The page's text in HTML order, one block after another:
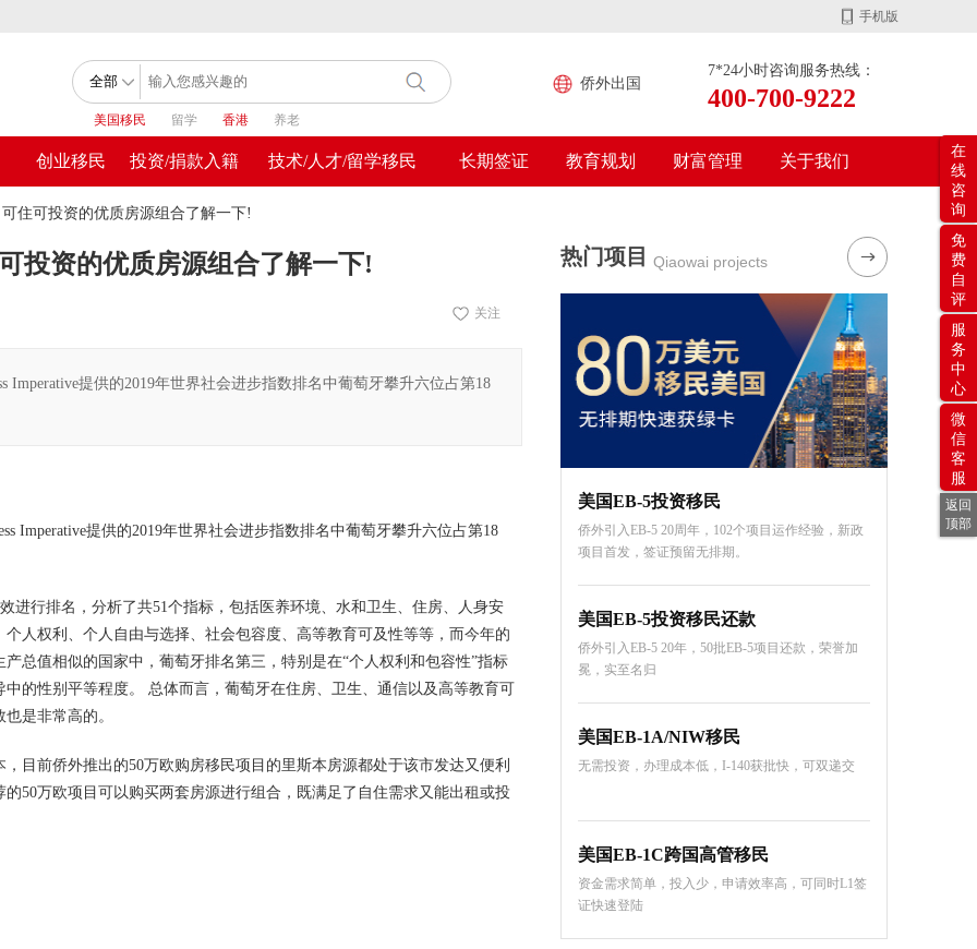
手机版
美国移民 留学 香港 养老
侨外出国
7*24小时咨询服务热线：
400-700-9222
创业移民 投资/捐款入籍 技术/人才/留学移民 长期签证 教育规划 财富管理 关于我们
住可投资的优质房源组合了解一下!
投资的优质房源组合了解一下!
关注
Imperative提供的2019年世界社会进步指数排名中葡萄牙攀升六位占第18
提供的2019年世界社会进步指数排名中葡萄牙攀升六位占第18
行排名，分析了共51个指标，包括医养环境、水和卫生、住房、人身安
人权利、个人自由与选择、社会包容度、高等教育可及性等等，而今年的
总值相似的国家中，葡萄牙排名第三，特别是在“个人权利和包容性”指标
的性别平等程度。 总体而言，葡萄牙在住房、卫生、通信以及高等教育可
是非常高的。
目前侨外推出的50万欧购房移民项目的里斯本房源都处于该市发达又便利
50万欧项目可以购买两套房源进行组合，既满足了自住需求又能出租或投
热门项目 Qiaowai projects
美国EB-5投资移民
侨外引入EB-5 20周年，102个项目运作经验，新政
项目首发，签证预留无排期。
美国EB-5投资移民还款
侨外引入EB-5 20年，50批EB-5项目还款，荣誉加
冕，实至名归
美国EB-1A/NIW移民
无需投资，办理成本低，I-140获批快，可双递交
美国EB-1C跨国高管移民
资金需求简单，投入少，申请效率高，可同时L1签
证快速登陆
在
线
咨
询
免
费
自
评
服
务
中
心
微
信
客
服
返回
顶部